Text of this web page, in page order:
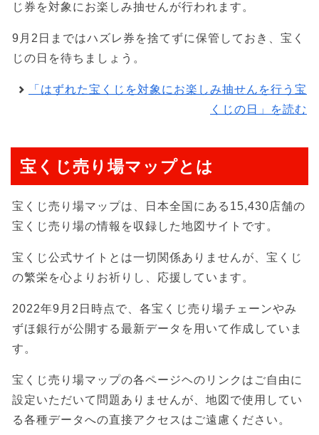
じ券を対象にお楽しみ抽せんが行われます。
9月2日まではハズレ券を捨てずに保管しておき、宝く
じの日を待ちましょう。
「はずれた宝くじを対象にお楽しみ抽せんを行う宝
くじの日」を読む
宝くじ売り場マップとは
宝くじ売り場マップは、日本全国にある15,430店舗の
宝くじ売り場の情報を収録した地図サイトです。
宝くじ公式サイトとは一切関係ありませんが、宝くじ
の繁栄を心よりお祈りし、応援しています。
2022年9月2日時点で、各宝くじ売り場チェーンやみ
ずほ銀行が公開する最新データを用いて作成していま
す。
宝くじ売り場マップの各ページヘのリンクはご自由に
設定いただいて問題ありませんが、地図で使用してい
る各種データへの直接アクセスはご遠慮ください。